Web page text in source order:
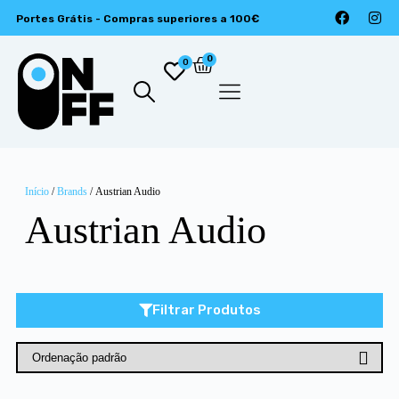
Portes Grátis - Compras superiores a 100€
0 0
Início/Brands/ Austrian Audio
Austrian Audio
Filtrar Produtos